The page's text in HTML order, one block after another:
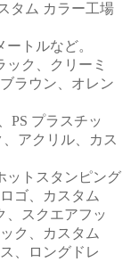
タム カラー工場
トルなど。
ック、クリーミ
ラウン、オレン
PS プラスチッ
アクリル、カス
ットスタンピング
ゴ、カスタム
、スクエアフッ
ク、カスタム
、ロングドレ